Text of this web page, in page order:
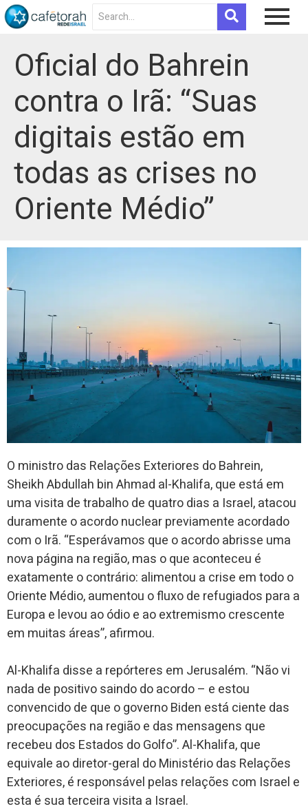
Oficial do Bahrein
contra o Irã: “Suas
digitais estão em
todas as crises no
Oriente Médio”
O ministro das Relações Exteriores do Bahrein,
Sheikh Abdullah bin Ahmad al-Khalifa, que está em
uma visita de trabalho de quatro dias a Israel, atacou
duramente o acordo nuclear previamente acordado
com o Irã. “Esperávamos que o acordo abrisse uma
nova página na região, mas o que aconteceu é
exatamente o contrário: alimentou a crise em todo o
Oriente Médio, aumentou o fluxo de refugiados para a
Europa e levou ao ódio e ao extremismo crescente
em muitas áreas”, afirmou.
Al-Khalifa disse a repórteres em Jerusalém. “Não vi
nada de positivo saindo do acordo – e estou
convencido de que o governo Biden está ciente das
preocupações na região e das mensagens que
recebeu dos Estados do Golfo”. Al-Khalifa, que
equivale ao diretor-geral do Ministério das Relações
Exteriores, é responsável pelas relações com Israel e
esta é sua terceira visita a Israel.